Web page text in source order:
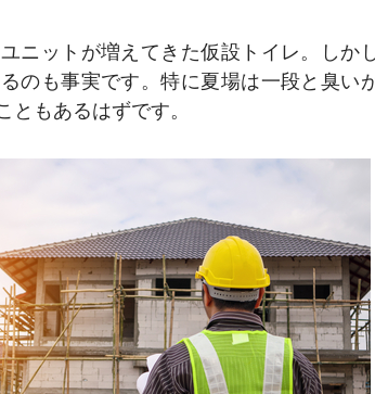
ニットが増えてきた仮設トイレ。しか
のも事実です。特に夏場は一段と臭い
ともあるはずです。